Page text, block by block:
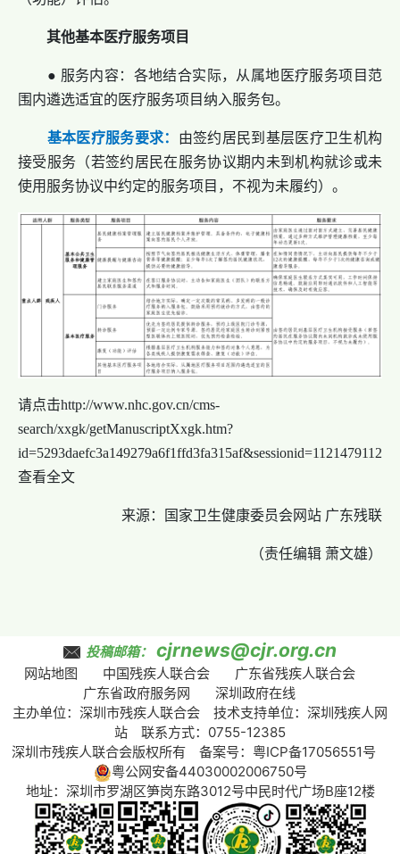
其他基本医疗服务项目
● 服务内容：各地结合实际，从属地医疗服务项目范
围内遴选适宜的医疗服务项目纳入服务包。
基本医疗服务要求： 由签约居民到基层医疗卫生机构
接受服务（若签约居民在服务协议期内未到机构就诊或未
使用服务协议中约定的服务项目，不视为未履约）。
请点击http://www.nhc.gov.cn/cms-
search/xxgk/getManuscriptXxgk.htm?
id=5293daefc3a149279a6f1ffd3fa315af&sessionid=1121479112
查看全文
来源： 国家卫生健康委员会网站 广东残联
（责任编辑 萧文雄）
投稿邮箱： cjrnews@cjr.org.cn
网站地图 中国残疾人联合会
广东省残疾人联合会
广东省政府服务网
深圳政府在线
主办单位：深圳市残疾人联合会 技术支持单位：深圳残疾人网
站 联系方式：0755-12385
深圳市残疾人联合会版权所有 备案号： 粤ICP备17056551号
粤公网安备44030002006750号
地址：深圳市罗湖区笋岗东路3012号中民时代广场B座12楼